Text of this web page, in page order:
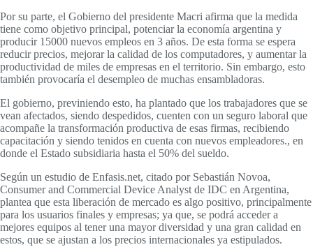
Por su parte, el Gobierno del presidente Macri afirma que la medida
tiene como objetivo principal, potenciar la economía argentina y
producir 15000 nuevos empleos en 3 años. De esta forma se espera
reducir precios, mejorar la calidad de los computadores, y aumentar la
productividad de miles de empresas en el territorio. Sin embargo, esto
también provocaría el desempleo de muchas ensambladoras.
El gobierno, previniendo esto, ha plantado que los trabajadores que se
vean afectados, siendo despedidos, cuenten con un seguro laboral que
acompañe la transformación productiva de esas firmas, recibiendo
capacitación y siendo tenidos en cuenta con nuevos empleadores., en
donde el Estado subsidiaria hasta el 50% del sueldo.
Según un estudio de Enfasis.net, citado por Sebastián Novoa,
Consumer and Commercial Device Analyst de IDC en Argentina,
plantea que esta liberación de mercado es algo positivo, principalmente
para los usuarios finales y empresas; ya que, se podrá acceder a
mejores equipos al tener una mayor diversidad y una gran calidad en
estos, que se ajustan a los precios internacionales ya estipulados.